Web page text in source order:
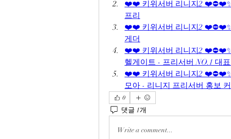
❤️❤️ 키위서버 리니지2
프리
❤️❤️ 키위서버 리니지2
게더
❤️❤️ 키위서버 리니지2
헬게이트 - 프리서버 NO.1 대
❤️❤️ 키위서버 리니지2
모아 - 리니지 프리서버 홍보
0
댓글 1개
Write a comment...